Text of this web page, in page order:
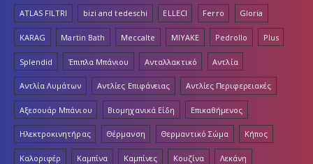
ATLAS FILTRI bizi and tedeschi ELLECI Ferro Gloria
KARAG Martin Bath Meccalte MIYAKE Pedrollo Plus
Splendid Έπιπλα Μπάνιου Ανταλλακτικό Αντλία
Αντλία Λυμάτων Αντλίες Επιφάνειας Αντλίες Περιφερειακές
Αξεσουάρ Μπάνιου Βιομηχανικά Είδη Επικαθήμενος
Ηλεκτροκινητήρας Θέρμανση Θερμαντικό Σώμα Κήπος
Καλοριφέρ Καμπίνα Καμπίνες Κουζίνα Λεκάνη